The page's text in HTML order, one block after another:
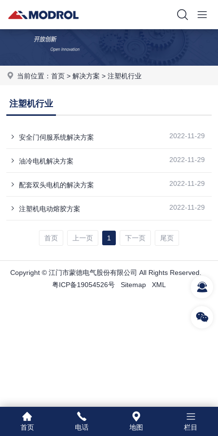
当前位置：首页 >解决方案 >注塑机行业
注塑机行业
安全门伺服系统解决方案 2022-11-29
油冷电机解决方案 2022-11-29
配套双头电机的解决方案 2022-11-29
注塑机电动熔胶方案 2022-11-29
首页 上一页 1 下一页 尾页
Copyright © 江门市蒙德电气股份有限公司 All Rights Reserved.
粤ICP备19054526号
Sitemap XML
首页 电话 地图 栏目